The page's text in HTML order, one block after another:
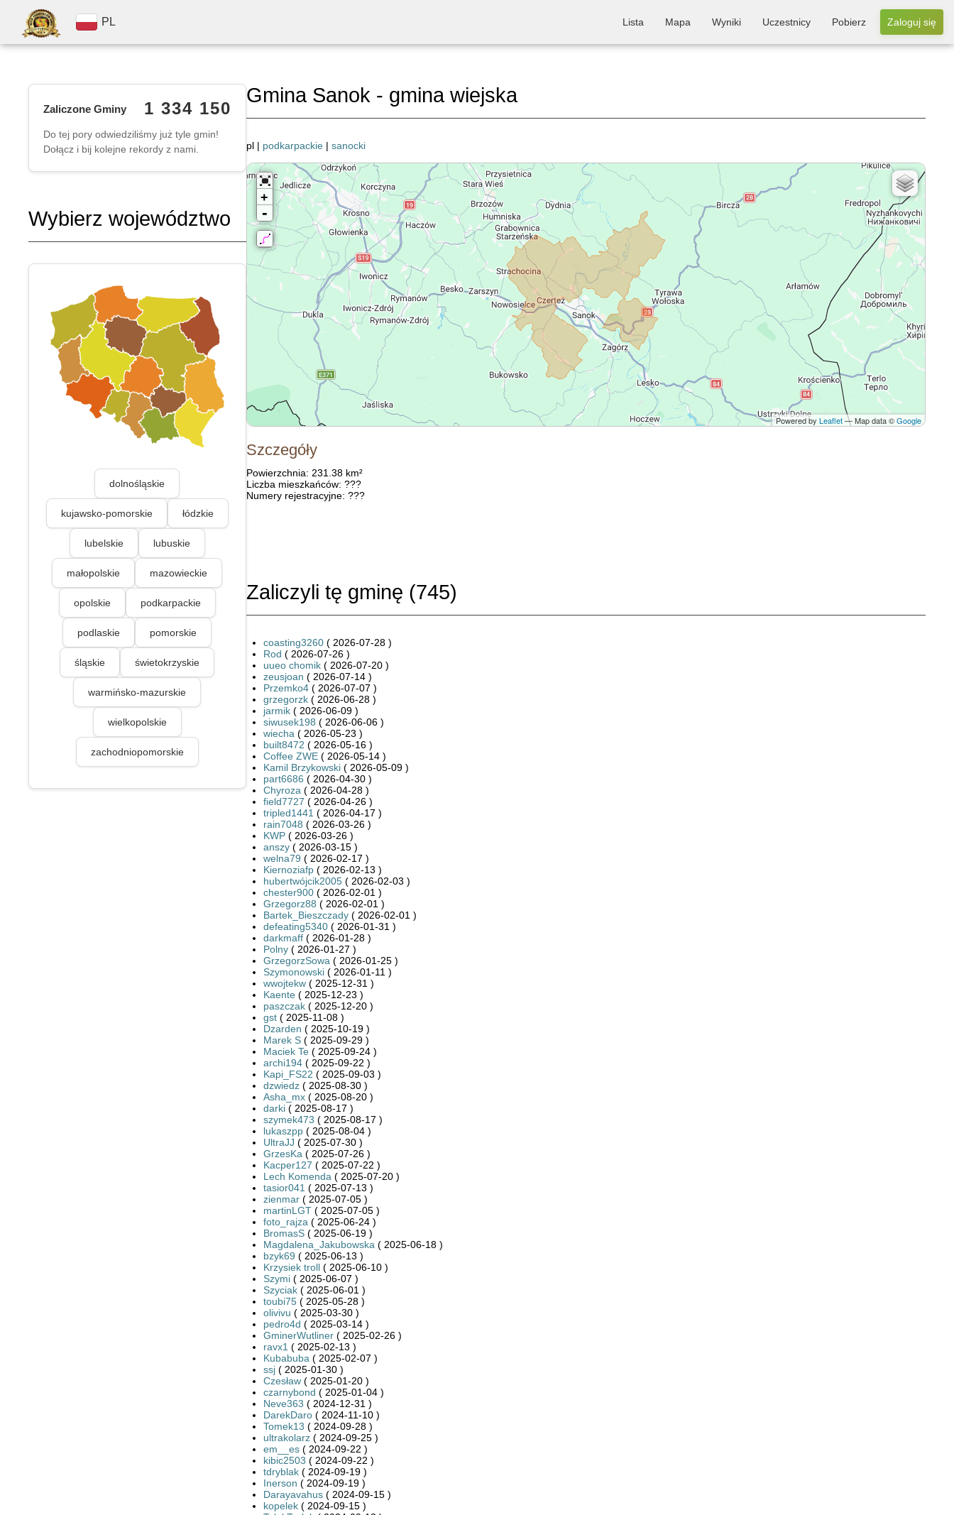
PL Lista Mapa Wyniki Uczestnicy Pobierz Zaloguj się
Zaliczone Gminy 1 334 150
Do tej pory odwiedziliśmy już tyle gmin!
Dołącz i bij kolejne rekordy z nami.
Wybierz województwo
dolnośląskie
kujawsko-pomorskie łódzkie
lubelskie lubuskie
małopolskie mazowieckie
opolskie podkarpackie
podlaskie pomorskie
śląskie świetokrzyskie
warmińsko-mazurskie
wielkopolskie
zachodniopomorskie
Gmina Sanok - gmina wiejska
pl | podkarpackie| sanocki
+
-
Powered by Leaflet— Map data ©Google
Szczegóły
Powierzchnia: 231.38 km²
Liczba mieszkańców: ???
Numery rejestracyjne: ???
Zaliczyli tę gminę (745)
coasting3260( 2026-07-28 )
Rod ( 2026-07-26 )
uueo chomik( 2026-07-20 )
zeusjoan ( 2026-07-14 )
Przemko4( 2026-07-07 )
grzegorzk( 2026-06-28 )
jarmik( 2026-06-09 )
siwusek198 ( 2026-06-06 )
wiecha ( 2026-05-23 )
built8472 ( 2026-05-16 )
Coffee ZWE( 2026-05-14 )
Kamil Brzykowski( 2026-05-09 )
part6686 ( 2026-04-30 )
Chyroza ( 2026-04-28 )
field7727 ( 2026-04-26 )
tripled1441 ( 2026-04-17 )
rain7048 ( 2026-03-26 )
KWP( 2026-03-26 )
anszy( 2026-03-15 )
welna79 ( 2026-02-17 )
Kiernoziafp( 2026-02-13 )
hubertwójcik2005( 2026-02-03 )
chester900( 2026-02-01 )
Grzegorz88 ( 2026-02-01 )
Bartek_Bieszczady( 2026-02-01 )
defeating5340( 2026-01-31 )
darkmaff( 2026-01-28 )
Polny( 2026-01-27 )
GrzegorzSowa ( 2026-01-25 )
Szymonowski( 2026-01-11 )
wwojtekw( 2025-12-31 )
Kaente( 2025-12-23 )
paszczak( 2025-12-20 )
gst( 2025-11-08 )
Dzarden ( 2025-10-19 )
Marek S( 2025-09-29 )
Maciek Te( 2025-09-24 )
archi194( 2025-09-22 )
Kapi_FS22 ( 2025-09-03 )
dzwiedz( 2025-08-30 )
Asha_mx( 2025-08-20 )
darki( 2025-08-17 )
szymek473 ( 2025-08-17 )
lukaszpp( 2025-08-04 )
UltraJJ ( 2025-07-30 )
GrzesKa ( 2025-07-26 )
Kacper127 ( 2025-07-22 )
Lech Komenda ( 2025-07-20 )
tasior041 ( 2025-07-13 )
zienmar( 2025-07-05 )
martinLGT( 2025-07-05 )
foto_rajza ( 2025-06-24 )
BromasS( 2025-06-19 )
Magdalena_Jakubowska ( 2025-06-18 )
bzyk69 ( 2025-06-13 )
Krzysiek troll( 2025-06-10 )
Szymi( 2025-06-07 )
Szyciak( 2025-06-01 )
toubi75( 2025-05-28 )
olivivu ( 2025-03-30 )
pedro4d ( 2025-03-14 )
GminerWutliner( 2025-02-26 )
ravx1 ( 2025-02-13 )
Kubabuba ( 2025-02-07 )
ssj( 2025-01-30 )
Czesław( 2025-01-20 )
czarnybond ( 2025-01-04 )
Neve363 ( 2024-12-31 )
DarekDaro( 2024-11-10 )
Tomek13 ( 2024-09-28 )
ultrakolarz( 2024-09-25 )
em__es( 2024-09-22 )
kibic2503 ( 2024-09-22 )
tdryblak( 2024-09-19 )
Inerson ( 2024-09-19 )
Darayavahus( 2024-09-15 )
kopelek( 2024-09-15 )